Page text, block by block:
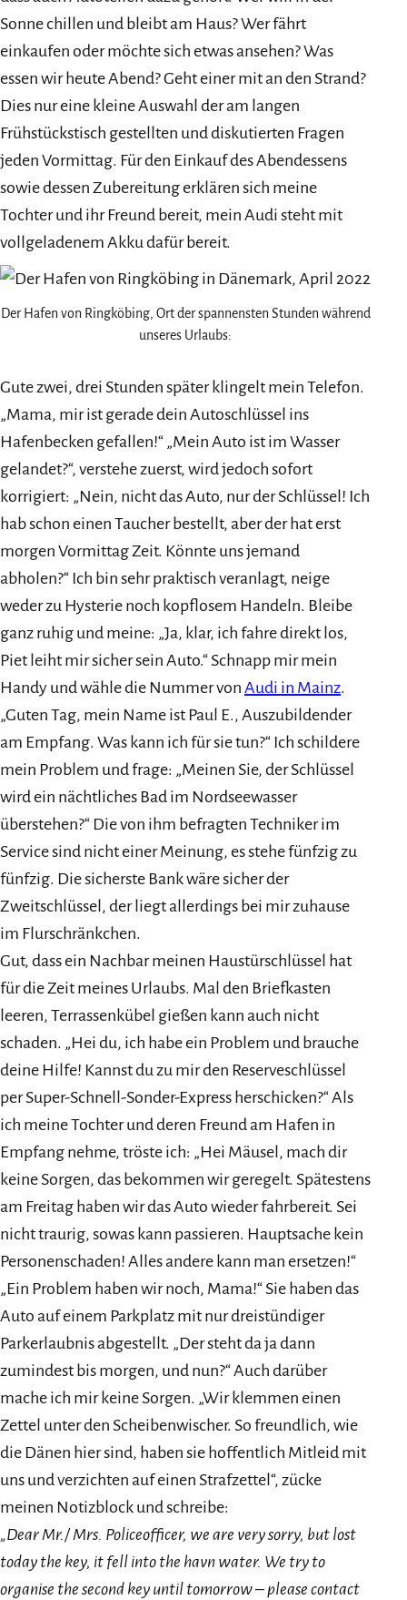
Sonne chillen und bleibt am Haus? Wer fährt
einkaufen oder möchte sich etwas ansehen? Was
essen wir heute Abend? Geht einer mit an den Strand?
Dies nur eine kleine Auswahl der am langen
Frühstückstisch gestellten und diskutierten Fragen
jeden Vormittag. Für den Einkauf des Abendessens
sowie dessen Zubereitung erklären sich meine
Tochter und ihr Freund bereit, mein Audi steht mit
vollgeladenem Akku dafür bereit.
Der Hafen von Ringköbing, Ort der spannensten Stunden während
unseres Urlaubs:
Gute zwei, drei Stunden später klingelt mein Telefon.
„Mama, mir ist gerade dein Autoschlüssel ins
Hafenbecken gefallen!“ „Mein Auto ist im Wasser
gelandet?“, verstehe zuerst, wird jedoch sofort
korrigiert: „Nein, nicht das Auto, nur der Schlüssel! Ich
hab schon einen Taucher bestellt, aber der hat erst
morgen Vormittag Zeit. Könnte uns jemand
abholen?“ Ich bin sehr praktisch veranlagt, neige
weder zu Hysterie noch kopflosem Handeln. Bleibe
ganz ruhig und meine: „Ja, klar, ich fahre direkt los,
Piet leiht mir sicher sein Auto.“ Schnapp mir mein
Handy und wähle die Nummer von Audi in Mainz.
„Guten Tag, mein Name ist Paul E., Auszubildender
am Empfang. Was kann ich für sie tun?“ Ich schildere
mein Problem und frage: „Meinen Sie, der Schlüssel
wird ein nächtliches Bad im Nordseewasser
überstehen?“ Die von ihm befragten Techniker im
Service sind nicht einer Meinung, es stehe fünfzig zu
fünfzig. Die sicherste Bank wäre sicher der
Zweitschlüssel, der liegt allerdings bei mir zuhause
im Flurschränkchen.
Gut, dass ein Nachbar meinen Haustürschlüssel hat
für die Zeit meines Urlaubs. Mal den Briefkasten
leeren, Terrassenkübel gießen kann auch nicht
schaden. „Hei du, ich habe ein Problem und brauche
deine Hilfe! Kannst du zu mir den Reserveschlüssel
per Super-Schnell-Sonder-Express herschicken?“ Als
ich meine Tochter und deren Freund am Hafen in
Empfang nehme, tröste ich: „Hei Mäusel, mach dir
keine Sorgen, das bekommen wir geregelt. Spätestens
am Freitag haben wir das Auto wieder fahrbereit. Sei
nicht traurig, sowas kann passieren. Hauptsache kein
Personenschaden! Alles andere kann man ersetzen!“
„Ein Problem haben wir noch, Mama!“ Sie haben das
Auto auf einem Parkplatz mit nur dreistündiger
Parkerlaubnis abgestellt. „Der steht da ja dann
zumindest bis morgen, und nun?“ Auch darüber
mache ich mir keine Sorgen. „Wir klemmen einen
Zettel unter den Scheibenwischer. So freundlich, wie
die Dänen hier sind, haben sie hoffentlich Mitleid mit
uns und verzichten auf einen Strafzettel“, zücke
meinen Notizblock und schreibe:
„Dear Mr./ Mrs. Policeofficer, we are very sorry, but lost
today the key, it fell into the havn water. We try to
organise the second key until tomorrow – please contact